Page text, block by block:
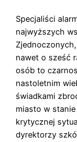
Specjaliści
najwyższych
nawet o sześć
osób to
nastoletnim
świadkami
miasto w stanie
krytycznej
dyrektorzy